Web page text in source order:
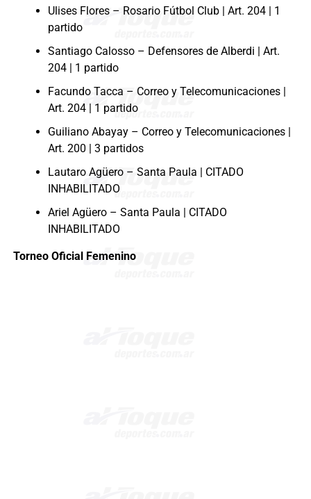
Ulises Flores – Rosario Fútbol Club | Art. 204 | 1
partido
Santiago Calosso – Defensores de Alberdi | Art.
204 | 1 partido
Facundo Tacca – Correo y Telecomunicaciones |
Art. 204 | 1 partido
Guiliano Abayay – Correo y Telecomunicaciones |
Art. 200 | 3 partidos
Lautaro Agüero – Santa Paula | CITADO
INHABILITADO
Ariel Agüero – Santa Paula | CITADO
INHABILITADO
Torneo Oficial Femenino